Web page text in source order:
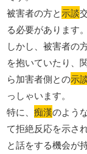
被害者の方と示談
る必要があります。
しかし、被害者の
を抱いていたり、
ら加害者側との示
っしゃいます。
特に、痴漢のよう
て拒絶反応を示さ
と話をする機会が